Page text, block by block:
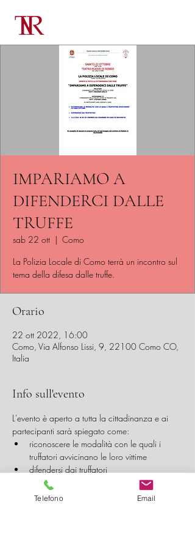
IMPARIAMO A
DIFENDERCI DALLE
TRUFFE
sab 22 ott
  |
Como
La Polizia Locale di Como terrà un incontro sul
tema della difesa dalle truffe.
Orario
22 ott 2022, 16:00
Como, Via Alfonso Lissi, 9, 22100 Como CO,
Italia
Info sull'evento
L'evento è aperto a tutta la cittadinanza e ai
partecipanti sarà spiegato come:
riconoscere le modalità con le quali i
truffatori avvicinano le loro vittime
difendersi dai truffatori
i numeri da chiamare in caso di necessità
Telefono Email